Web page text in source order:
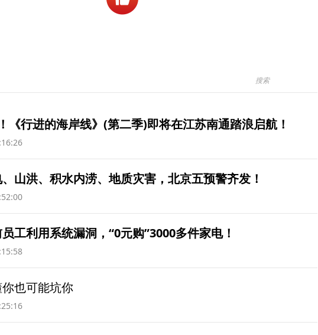
《行进的海岸线》(第二季)即将在江苏南通踏浪启航！
山洪、积水内涝、地质灾害，北京五预警齐发！
工利用系统漏洞，“0元购”3000多件家电！
也可能坑你